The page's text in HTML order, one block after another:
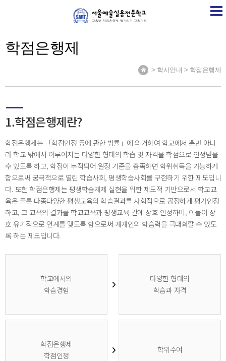
SART 학교소개
학점은행제
> 학사안내 > 학점은행제
1.학점은행제란?
학점은행제는 「학점인정 등에 관한 법률」에 의거하여 학교에서 뿐만 아니
라 학교 밖에서 이루어지는 다양한 형태의 학습 및 자격을 학점으로 인정받을
수 있도록 하고, 학점이 누적되어 일정 기준을 충족하면 학위취득을 가능하게
함으로써 궁극적으로 열린 학습사회, 평생학습사회를 구현하기 위한 제도입니
다. 또한 학점은행제는 평생학습체제 실현을 위한 제도적 기반으로서 학교교
육은 물론 다종다양한 평생교육의 학습결과를 사회적으로 공정하게 평가인정
하고, 그 교육의 결과를 학교교육과 평생교육 간에 상호 인정하며, 이들이 상
호 유기적으로 연계를 맺도록 함으로써 개개인의 학습력을 극대화할 수 있도
록 하는 제도입니다.
학교에서의
학습경험
다양한 형태의
학습과 자격
학점은행제
학점인정
학위수여